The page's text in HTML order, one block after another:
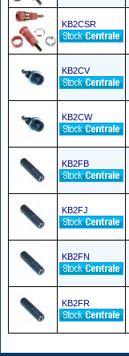
KB2CSR
KB2CV
KB2CW
KB2FB
KB2FJ
KB2FN
KB2FR